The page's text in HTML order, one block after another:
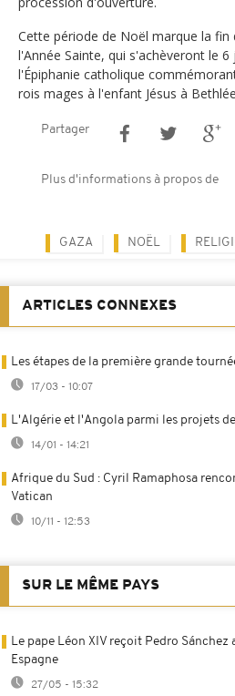
Cette période de Noël marque la fin
l'Année Sainte, qui s'achèveront le
l'Épiphanie catholique
rois mages à l'enfant Jésus à
Partager
Plus d'informations à propos de
GAZA NOËL
ARTICLES CONNEXES
Les étapes de la première grande
17/03 - 10:07
L'Algérie et l'Angola parmi les projets
14/01 - 14:21
Afrique du Sud : Cyril Ramaphosa
Vatican
10/11 - 12:53
SUR LE MÊME PAYS
Le pape Léon XIV reçoit Pedro Sánchez
Espagne
27/05 - 15:32